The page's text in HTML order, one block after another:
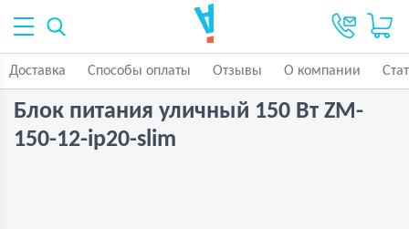
Доставка Способы оплаты Отзывы О компании
Блок питания уличный 150 Вт ZM-
150-12-ip20-slim